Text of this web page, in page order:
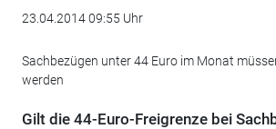
23.04.2014 09:55 Uhr
Sachbezügen unter 44 Euro im Monat
werden
Gilt die 44-Euro-Freigrenze bei